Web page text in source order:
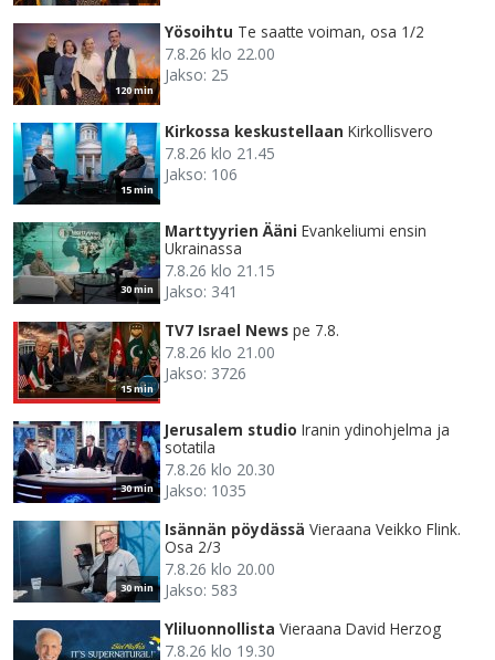
120 min
Yösoihtu Te saatte voiman, osa 1/2
7.8.26 klo 22.00
Jakso: 25
15 min
Kirkossa keskustellaan Kirkollisvero
7.8.26 klo 21.45
Jakso: 106
30 min
Marttyyrien Ääni Evankeliumi ensin
Ukrainassa
7.8.26 klo 21.15
Jakso: 341
15 min
TV7 Israel News pe 7.8.
7.8.26 klo 21.00
Jakso: 3726
30 min
Jerusalem studio Iranin ydinohjelma ja
sotatila
7.8.26 klo 20.30
Jakso: 1035
30 min
Isännän pöydässä Vieraana Veikko Flink.
Osa 2/3
7.8.26 klo 20.00
Jakso: 583
Yliluonnollista Vieraana David Herzog
7.8.26 klo 19.30